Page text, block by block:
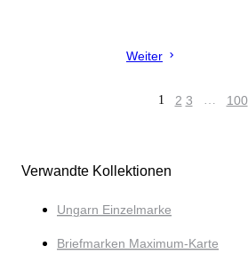
Weiter
1 2 3 … 100
Verwandte Kollektionen
Ungarn Einzelmarke
Briefmarken Maximum-Karte